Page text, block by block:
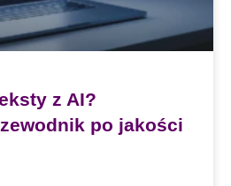
z AI?
po jakości